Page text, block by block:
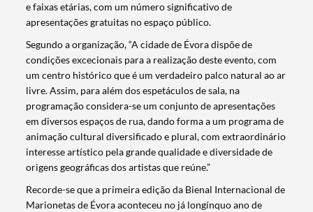
Termo de Pesquisa
e faixas etárias, com um número significativo de
apresentações gratuitas no espaço público.
Segundo a organização, “A cidade de Évora dispõe de
condições excecionais para a realização deste evento, com
um centro histórico que é um verdadeiro palco natural ao ar
livre. Assim, para além dos espetáculos de sala, na
programação considera-se um conjunto de apresentações
em diversos espaços de rua, dando forma a um programa de
animação cultural diversificado e plural, com extraordinário
interesse artístico pela grande qualidade e diversidade de
origens geográficas dos artistas que reúne.”
Recorde-se que a primeira edição da Bienal Internacional de
Marionetas de Évora aconteceu no já longínquo ano de